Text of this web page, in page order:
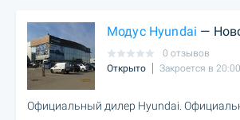
Модус Hyundai —
0 отзывов
Открыто
Закроется в 20:00
Официальный дилер Hyundai.